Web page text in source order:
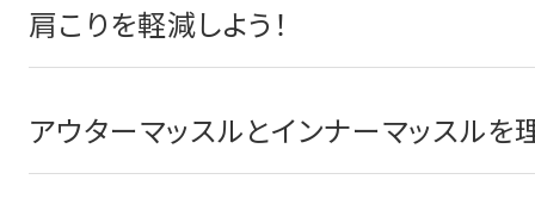
肩こりを軽減しよう！
アウターマッスルとインナーマッスルを